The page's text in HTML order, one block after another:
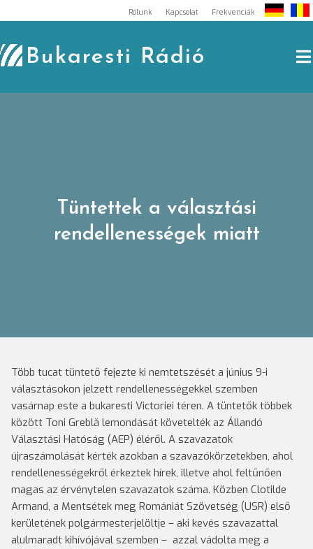
to
content
Rólunk Kapcsolat Frekvenciák
Bukaresti Rádió
Tüntettek a választási
rendellenességek miatt
Több tucat tüntető fejezte ki nemtetszését a június 9-i
választásokon jelzett rendellenességekkel szemben
vasárnap este a bukaresti Victoriei téren. A tüntetők többek
között Toni Greblă lemondását követelték az Állandó
Választási Hatóság (AEP) éléről. A szavazatok
újraszámolását kérték azokban a szavazókörzetekben, ahol
rendellenességekről érkeztek hírek, illetve ahol feltűnően
magas az érvénytelen szavazatok száma. Közben Clotilde
Armand, a Mentsétek meg Romániát Szövetség (USR) első
kerületének polgármesterjelöltje – aki kevés szavazattal
alulmaradt kihívójával szemben – azzal vádolta meg a